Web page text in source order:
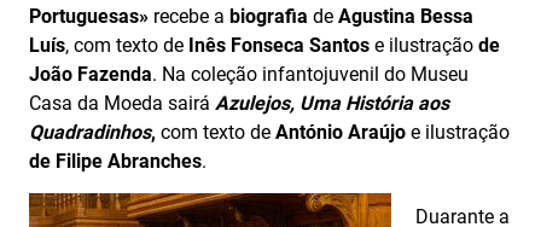
Portuguesas» recebe a biografia de Agustina Bessa
Luís, com texto de Inês Fonseca Santos e ilustração de
João Fazenda. Na coleção infantojuvenil do Museu
Casa da Moeda sairá Azulejos, Uma História aos
Quadradinhos, com texto de António Araújo e ilustração
de Filipe Abranches.
Duarante a